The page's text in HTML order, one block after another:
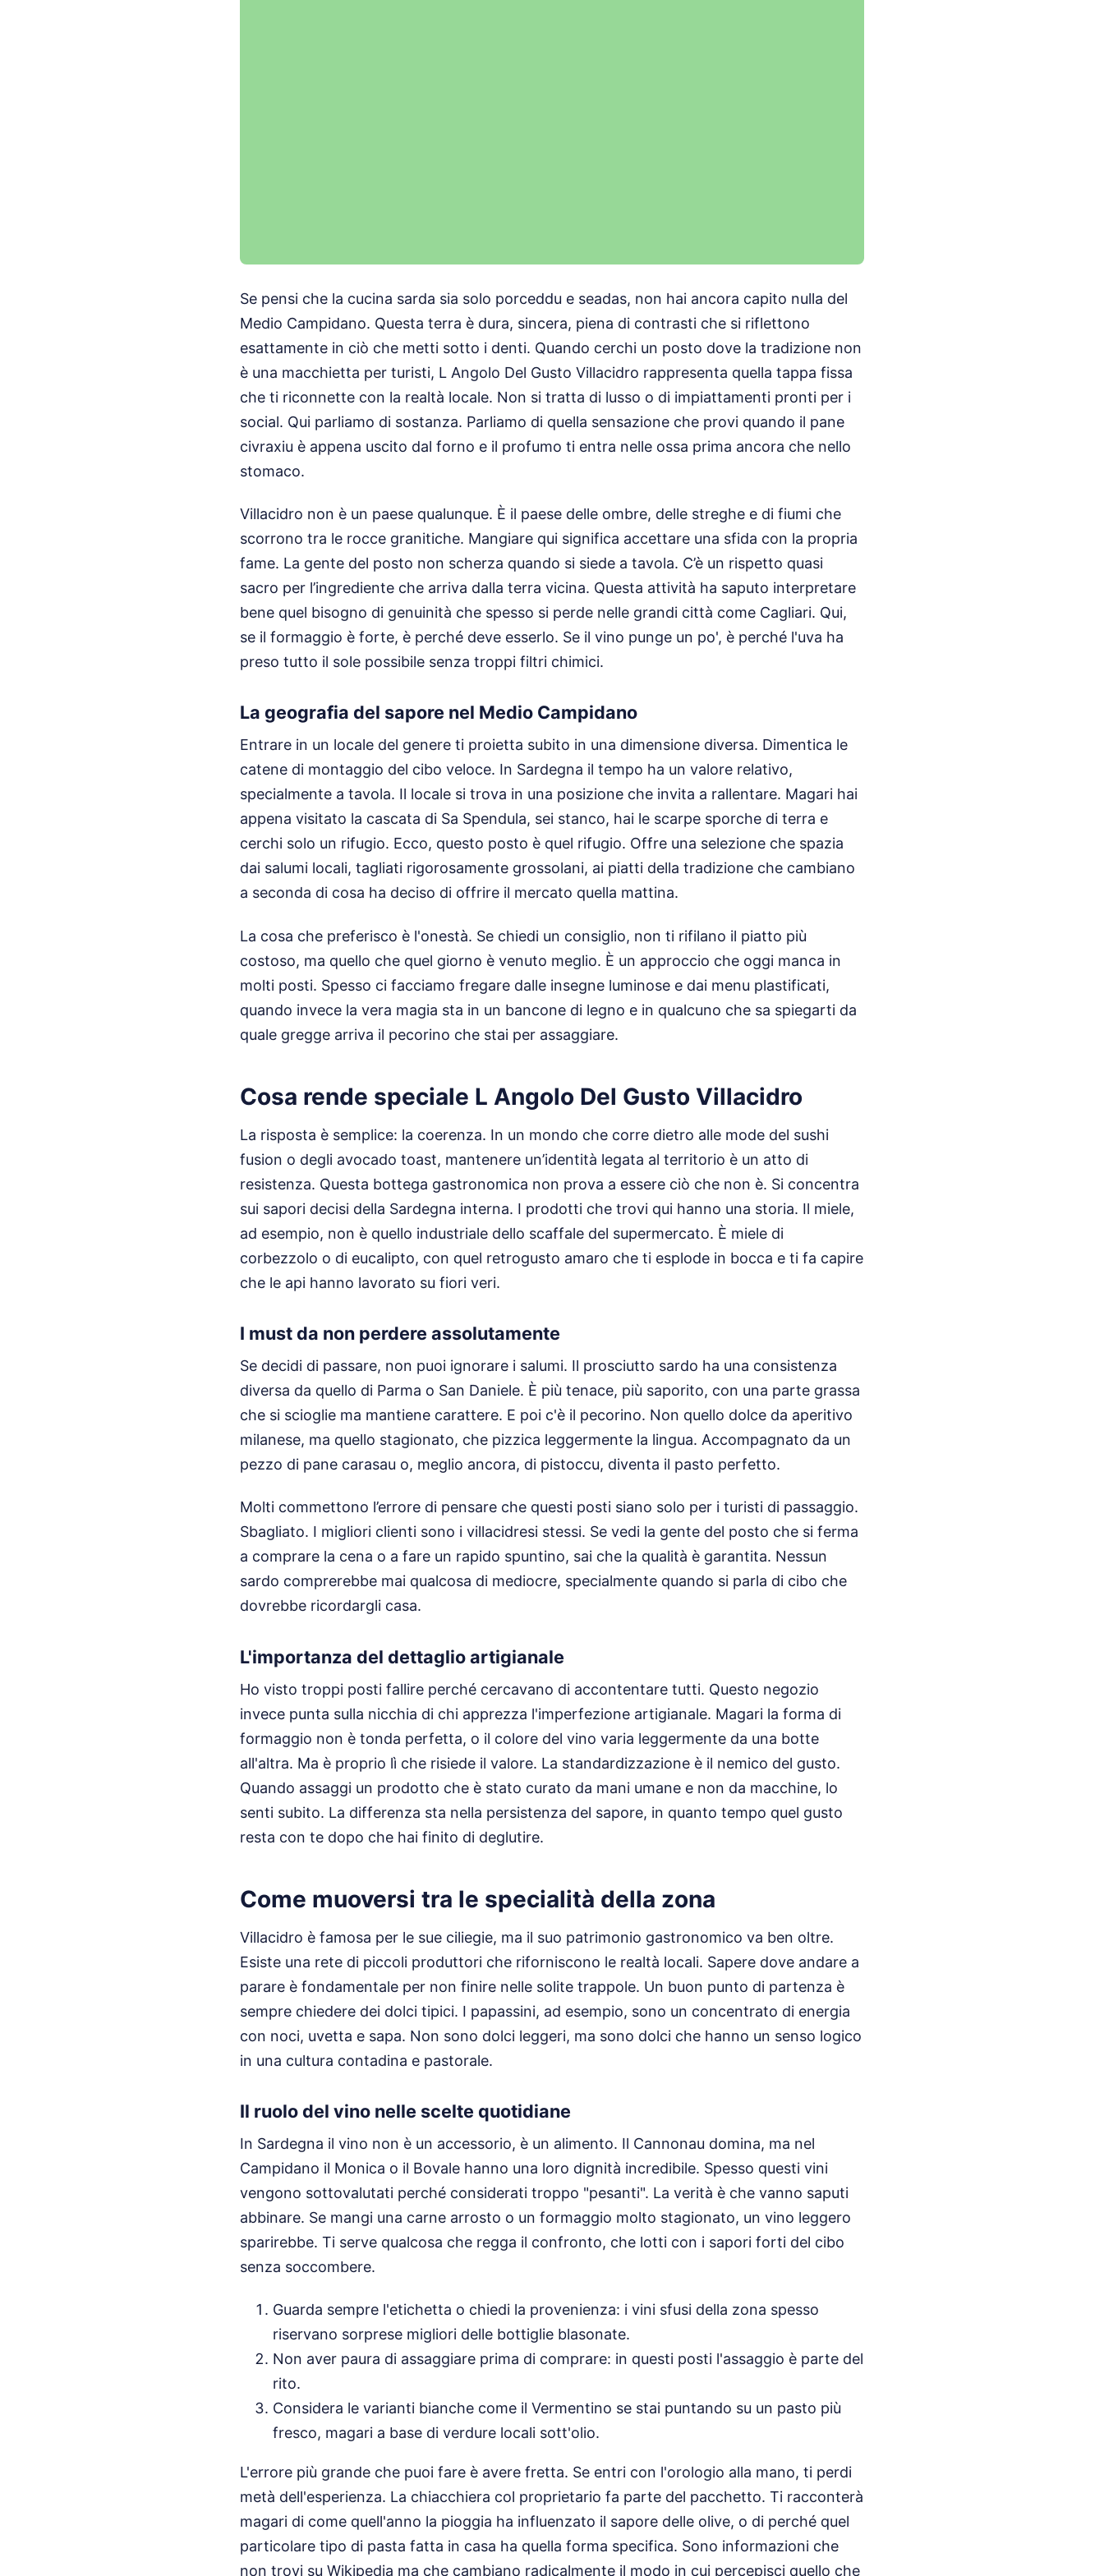
Se pensi che la cucina sarda sia solo porceddu e seadas, non hai ancora capito nulla del
Medio Campidano. Questa terra è dura, sincera, piena di contrasti che si riflettono
esattamente in ciò che metti sotto i denti. Quando cerchi un posto dove la tradizione non
è una macchietta per turisti, L Angolo Del Gusto Villacidro rappresenta quella tappa fissa
che ti riconnette con la realtà locale. Non si tratta di lusso o di impiattamenti pronti per i
social. Qui parliamo di sostanza. Parliamo di quella sensazione che provi quando il pane
civraxiu è appena uscito dal forno e il profumo ti entra nelle ossa prima ancora che nello
stomaco.
Villacidro non è un paese qualunque. È il paese delle ombre, delle streghe e di fiumi che
scorrono tra le rocce granitiche. Mangiare qui significa accettare una sfida con la propria
fame. La gente del posto non scherza quando si siede a tavola. C’è un rispetto quasi
sacro per l’ingrediente che arriva dalla terra vicina. Questa attività ha saputo interpretare
bene quel bisogno di genuinità che spesso si perde nelle grandi città come Cagliari. Qui,
se il formaggio è forte, è perché deve esserlo. Se il vino punge un po', è perché l'uva ha
preso tutto il sole possibile senza troppi filtri chimici.
La geografia del sapore nel Medio Campidano
Entrare in un locale del genere ti proietta subito in una dimensione diversa. Dimentica le
catene di montaggio del cibo veloce. In Sardegna il tempo ha un valore relativo,
specialmente a tavola. Il locale si trova in una posizione che invita a rallentare. Magari hai
appena visitato la cascata di Sa Spendula, sei stanco, hai le scarpe sporche di terra e
cerchi solo un rifugio. Ecco, questo posto è quel rifugio. Offre una selezione che spazia
dai salumi locali, tagliati rigorosamente grossolani, ai piatti della tradizione che cambiano
a seconda di cosa ha deciso di offrire il mercato quella mattina.
La cosa che preferisco è l'onestà. Se chiedi un consiglio, non ti rifilano il piatto più
costoso, ma quello che quel giorno è venuto meglio. È un approccio che oggi manca in
molti posti. Spesso ci facciamo fregare dalle insegne luminose e dai menu plastificati,
quando invece la vera magia sta in un bancone di legno e in qualcuno che sa spiegarti da
quale gregge arriva il pecorino che stai per assaggiare.
Cosa rende speciale L Angolo Del Gusto Villacidro
La risposta è semplice: la coerenza. In un mondo che corre dietro alle mode del sushi
fusion o degli avocado toast, mantenere un’identità legata al territorio è un atto di
resistenza. Questa bottega gastronomica non prova a essere ciò che non è. Si concentra
sui sapori decisi della Sardegna interna. I prodotti che trovi qui hanno una storia. Il miele,
ad esempio, non è quello industriale dello scaffale del supermercato. È miele di
corbezzolo o di eucalipto, con quel retrogusto amaro che ti esplode in bocca e ti fa capire
che le api hanno lavorato su fiori veri.
I must da non perdere assolutamente
Se decidi di passare, non puoi ignorare i salumi. Il prosciutto sardo ha una consistenza
diversa da quello di Parma o San Daniele. È più tenace, più saporito, con una parte grassa
che si scioglie ma mantiene carattere. E poi c'è il pecorino. Non quello dolce da aperitivo
milanese, ma quello stagionato, che pizzica leggermente la lingua. Accompagnato da un
pezzo di pane carasau o, meglio ancora, di pistoccu, diventa il pasto perfetto.
Molti commettono l’errore di pensare che questi posti siano solo per i turisti di passaggio.
Sbagliato. I migliori clienti sono i villacidresi stessi. Se vedi la gente del posto che si ferma
a comprare la cena o a fare un rapido spuntino, sai che la qualità è garantita. Nessun
sardo comprerebbe mai qualcosa di mediocre, specialmente quando si parla di cibo che
dovrebbe ricordargli casa.
L'importanza del dettaglio artigianale
Ho visto troppi posti fallire perché cercavano di accontentare tutti. Questo negozio
invece punta sulla nicchia di chi apprezza l'imperfezione artigianale. Magari la forma di
formaggio non è tonda perfetta, o il colore del vino varia leggermente da una botte
all'altra. Ma è proprio lì che risiede il valore. La standardizzazione è il nemico del gusto.
Quando assaggi un prodotto che è stato curato da mani umane e non da macchine, lo
senti subito. La differenza sta nella persistenza del sapore, in quanto tempo quel gusto
resta con te dopo che hai finito di deglutire.
Come muoversi tra le specialità della zona
Villacidro è famosa per le sue ciliegie, ma il suo patrimonio gastronomico va ben oltre.
Esiste una rete di piccoli produttori che riforniscono le realtà locali. Sapere dove andare a
parare è fondamentale per non finire nelle solite trappole. Un buon punto di partenza è
sempre chiedere dei dolci tipici. I papassini, ad esempio, sono un concentrato di energia
con noci, uvetta e sapa. Non sono dolci leggeri, ma sono dolci che hanno un senso logico
in una cultura contadina e pastorale.
Il ruolo del vino nelle scelte quotidiane
In Sardegna il vino non è un accessorio, è un alimento. Il Cannonau domina, ma nel
Campidano il Monica o il Bovale hanno una loro dignità incredibile. Spesso questi vini
vengono sottovalutati perché considerati troppo "pesanti". La verità è che vanno saputi
abbinare. Se mangi una carne arrosto o un formaggio molto stagionato, un vino leggero
sparirebbe. Ti serve qualcosa che regga il confronto, che lotti con i sapori forti del cibo
senza soccombere.
Guarda sempre l'etichetta o chiedi la provenienza: i vini sfusi della zona spesso
riservano sorprese migliori delle bottiglie blasonate.
Non aver paura di assaggiare prima di comprare: in questi posti l'assaggio è parte del
rito.
Considera le varianti bianche come il Vermentino se stai puntando su un pasto più
fresco, magari a base di verdure locali sott'olio.
L'errore più grande che puoi fare è avere fretta. Se entri con l'orologio alla mano, ti perdi
metà dell'esperienza. La chiacchiera col proprietario fa parte del pacchetto. Ti racconterà
magari di come quell'anno la pioggia ha influenzato il sapore delle olive, o di perché quel
particolare tipo di pasta fatta in casa ha quella forma specifica. Sono informazioni che
non trovi su Wikipedia ma che cambiano radicalmente il modo in cui percepisci quello che